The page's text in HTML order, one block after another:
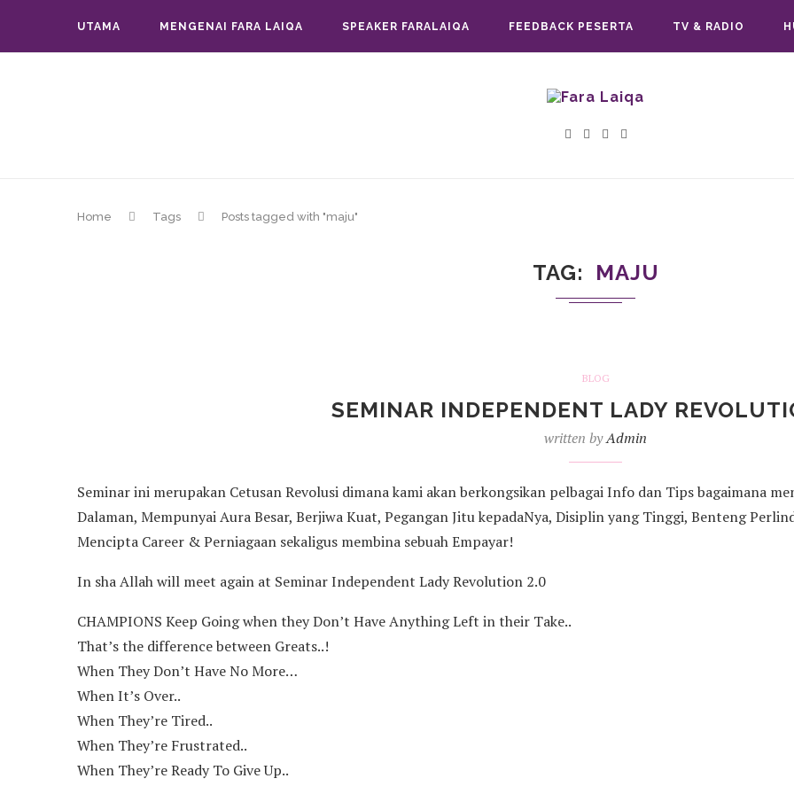
UTAMA MENGENAI FARA LAIQA SPEAKER FARALAIQA FEEDBACK PESERTA TV & RADIO
Home Tags Posts tagged with "maju"
TAG MAJU
BLOG
SEMINAR INDEPENDENT LADY
written byAdmin
Seminar ini merupakan Cetusan Revolusi dimana kami akan berkongsikan pelbagai Info dan Tips bagaimana
Dalaman, Mempunyai Aura Besar, Berjiwa Kuat, Pegangan Jitu kepadaNya, Disiplin yang Tinggi, Benteng
Mencipta Career & Perniagaan sekaligus membina sebuah Empayar!
In sha Allah will meet again at Seminar Independent Lady Revolution 2.0
CHAMPIONS Keep Going when they Don’t Have Anything Left in their Take..
That’s the difference between Greats..!
When They Don’t Have No More…
When It’s Over..
When They’re Tired..
When They’re Frustrated..
When They’re Ready To Give Up..